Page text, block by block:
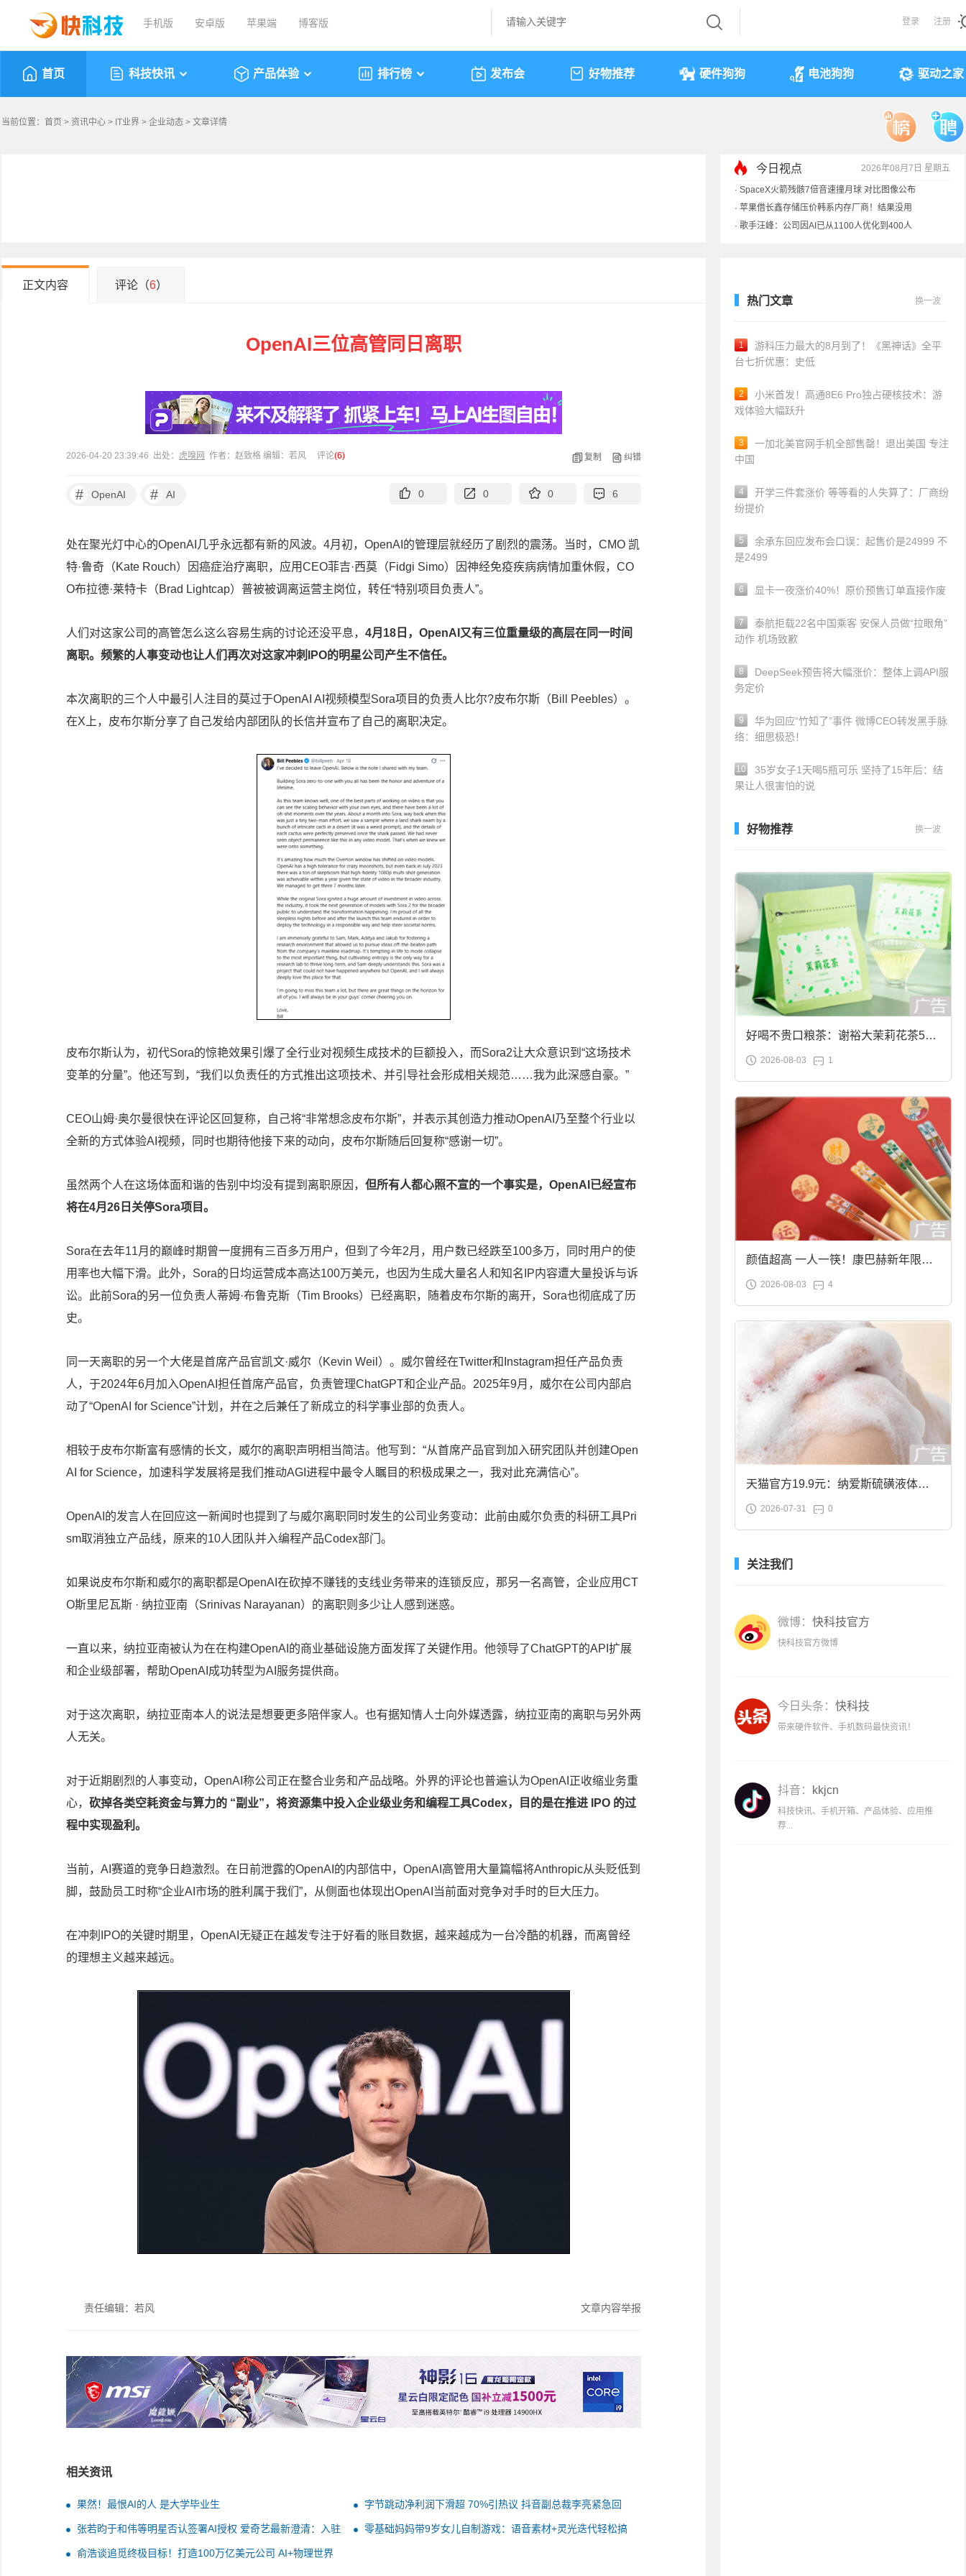
手机版 安卓版 苹果端 博客版 登录 注册
首页 科技快讯 产品体验 排行榜 发布会 好物推荐 硬件狗狗 电池狗狗 驱动之家
当前位置： 首页 > 资讯中心 > IT业界 > 企业动态 > 文章详情
今日视点
2026年08月7日 星期五
SpaceX火箭残骸7倍音速撞月球 对比图像公布
苹果借长鑫存储压价韩系内存厂商！结果没用
歌手汪峰：公司因AI已从1100人优化到400人
正文内容 评论（6）
OpenAI三位高管同日离职
2026-04-20 23:39:46 出处： 虎嗅网 作者：赵致格 编辑：若风 评论(6) 复制 纠错
# OpenAI # AI 0 0 0 6
处在聚光灯中心的OpenAI几乎永远都有新的风波。4月初，OpenAI的管理层就经历了剧烈的震荡。当时，CMO 凯
特·鲁奇（Kate Rouch）因癌症治疗离职，应用CEO菲吉·西莫（Fidgi Simo）因神经免疫疾病病情加重休假，CO
O布拉德·莱特卡（Brad Lightcap）普被被调离运营主岗位，转任“特别项目负责人”。
人们对这家公司的高管怎么这么容易生病的讨论还没平息， 4月18日，OpenAI又有三位重量级的高层在同一时间
离职。频繁的人事变动也让人们再次对这家冲刺IPO的明星公司产生不信任。
本次离职的三个人中最引人注目的莫过于OpenAI AI视频模型Sora项目的负责人比尔?皮布尔斯（Bill Peebles）。
在X上，皮布尔斯分享了自己发给内部团队的长信并宣布了自己的离职决定。
皮布尔斯认为，初代Sora的惊艳效果引爆了全行业对视频生成技术的巨额投入，而Sora2让大众意识到“这场技术
变革的分量”。他还写到，“我们以负责任的方式推出这项技术、并引导社会形成相关规范……我为此深感自豪。”
CEO山姆·奥尔曼很快在评论区回复称，自己将“非常想念皮布尔斯”，并表示其创造力推动OpenAI乃至整个行业以
全新的方式体验AI视频，同时也期待他接下来的动向，皮布尔斯随后回复称“感谢一切”。
虽然两个人在这场体面和谐的告别中均没有提到离职原因， 但所有人都心照不宣的一个事实是，OpenAI已经宣布
将在4月26日关停Sora项目。
Sora在去年11月的巅峰时期曾一度拥有三百多万用户，但到了今年2月，用户数已经跌至100多万，同时用户的使
用率也大幅下滑。此外，Sora的日均运营成本高达100万美元，也因为生成大量名人和知名IP内容遭大量投诉与诉
讼。此前Sora的另一位负责人蒂姆·布鲁克斯（Tim Brooks）已经离职，随着皮布尔斯的离开，Sora也彻底成了历
史。
同一天离职的另一个大佬是首席产品官凯文·威尔（Kevin Weil）。威尔曾经在Twitter和Instagram担任产品负责
人，于2024年6月加入OpenAI担任首席产品官，负责管理ChatGPT和企业产品。2025年9月，威尔在公司内部启
动了“OpenAI for Science”计划，并在之后兼任了新成立的科学事业部的负责人。
相较于皮布尔斯富有感情的长文，威尔的离职声明相当简洁。他写到：“从首席产品官到加入研究团队并创建Open
AI for Science，加速科学发展将是我们推动AGI进程中最令人瞩目的积极成果之一，我对此充满信心”。
OpenAI的发言人在回应这一新闻时也提到了与威尔离职同时发生的公司业务变动：此前由威尔负责的科研工具Pri
sm取消独立产品线，原来的10人团队并入编程产品Codex部门。
如果说皮布尔斯和威尔的离职都是OpenAI在砍掉不赚钱的支线业务带来的连锁反应，那另一名高管，企业应用CT
O斯里尼瓦斯 · 纳拉亚南（Srinivas Narayanan）的离职则多少让人感到迷惑。
一直以来，纳拉亚南被认为在在构建OpenAI的商业基础设施方面发挥了关键作用。他领导了ChatGPT的API扩展
和企业级部署，帮助OpenAI成功转型为AI服务提供商。
对于这次离职，纳拉亚南本人的说法是想要更多陪伴家人。也有据知情人士向外媒透露，纳拉亚南的离职与另外两
人无关。
对于近期剧烈的人事变动，OpenAI称公司正在整合业务和产品战略。外界的评论也普遍认为OpenAI正收缩业务重
心， 砍掉各类空耗资金与算力的 “副业”，将资源集中投入企业级业务和编程工具Codex，目的是在推进 IPO 的过
程中实现盈利。
当前，AI赛道的竞争日趋激烈。在日前泄露的OpenAI的内部信中，OpenAI高管用大量篇幅将Anthropic从头贬低到
脚，鼓励员工时称“企业AI市场的胜利属于我们”，从侧面也体现出OpenAI当前面对竞争对手时的巨大压力。
在冲刺IPO的关键时期里，OpenAI无疑正在越发专注于好看的账目数据，越来越成为一台冷酷的机器，而离曾经
的理想主义越来越远。
责任编辑：若风 文章内容举报
相关资讯
果然！最恨AI的人 是大学毕业生
字节跳动净利润下滑超 70%引热议 抖音副总裁李亮紧急回
张若昀于和伟等明星否认签署AI授权 爱奇艺最新澄清：入驻
仅代表艺人有接洽AI影视项目意愿
零基础妈妈带9岁女儿自制游戏：语音素材+灵光迭代轻松搞
俞浩谈追觅终极目标！打造100万亿美元公司 AI+物理世界
热门文章 换一波
1
游科压力最大的8月到了！《黑神话》全平
台七折优惠：史低
2
小米首发！高通8E6 Pro独占硬核技术：游
戏体验大幅跃升
3
一加北美官网手机全部售罄！退出美国 专注
中国
4
开学三件套涨价 等等看的人失算了：厂商纷
纷提价
5
余承东回应发布会口误：起售价是24999 不
是2499
6 显卡一夜涨价40%！原价预售订单直接作废
7
泰航拒载22名中国乘客 安保人员做“拉眼角”
动作 机场致歉
8
DeepSeek预告将大幅涨价：整体上调API服
务定价
9
华为回应“竹知了”事件 微博CEO转发黑手脉
络：细思极恐！
10
35岁女子1天喝5瓶可乐 坚持了15年后：结
果让人很害怕的说
好物推荐 换一波
好喝不贵口粮茶：谢裕大茉莉花茶50g
袋装9.9元到手
2026-08-03 1
颜值超高 一人一筷！康巴赫新年限定
合金筷子大促：19.9元
2026-08-03 4
天猫官方19.9元：纳爱斯硫磺液体香
皂2斤大促
2026-07-31 0
关注我们
微博： 快科技官方
快科技官方微博
今日头条： 快科技
带来硬件软件、手机数码最快资讯！
抖音： kkjcn
科技快讯、手机开箱、产品体验、应用推
荐...